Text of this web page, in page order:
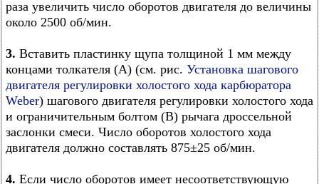
раза увеличить число оборотов двигателя до величины
около 2500 об/мин.
3. Вставить пластинку щупа толщиной 1 мм между
концами толкателя (А) (см. рис. Установка шагового
двигателя регулировки холостого хода карбюратора
Weber) шагового двигателя регулировки холостого хода
и ограничительным болтом (В) рычага дроссельной
заслонки смеси. Число оборотов холостого хода
двигателя должно составлять 875±25 об/мин.
4. Если число оборотов имеет несоответствующую